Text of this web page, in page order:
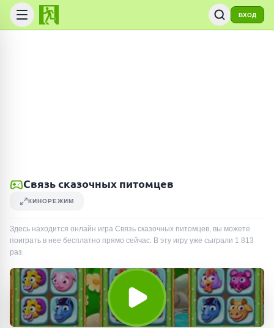
ВХОД
Связь сказочных питомцев
КИНОРЕЖИМ
Здесь находится онлайн игра Связь сказочных питомцев, вы можете
поиграть в нее бесплатно прямо сейчас. В эту игру уже сыграли 1 813
раз.